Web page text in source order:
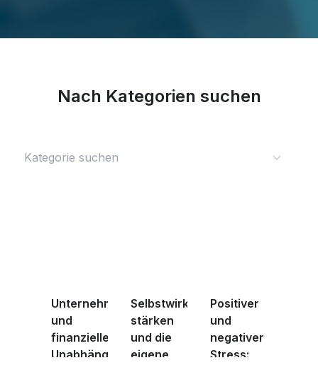
Nach Kategorien suchen
Unternehmertum
und
finanzielle
Unabhängigkeit
Selbstwirksamkeit
stärken
und die
eigene
Positiver
und
negativer
Stress: